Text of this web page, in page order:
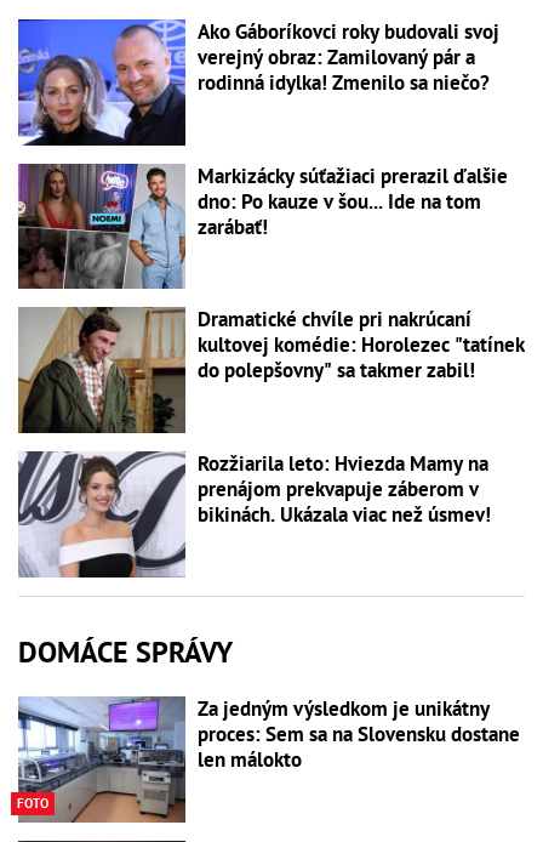
Ako Gáboríkovci roky budovali svoj
verejný obraz: Zamilovaný pár a
rodinná idylka! Zmenilo sa niečo?
Markizácky súťažiaci prerazil ďalšie
dno: Po kauze v šou... Ide na tom
zarábať!
Dramatické chvíle pri nakrúcaní
kultovej komédie: Horolezec "tatínek
do polepšovny" sa takmer zabil!
Rozžiarila leto: Hviezda Mamy na
prenájom prekvapuje záberom v
bikinách. Ukázala viac než úsmev!
DOMÁCE SPRÁVY
FOTO
Za jedným výsledkom je unikátny
proces: Sem sa na Slovensku dostane
len málokto